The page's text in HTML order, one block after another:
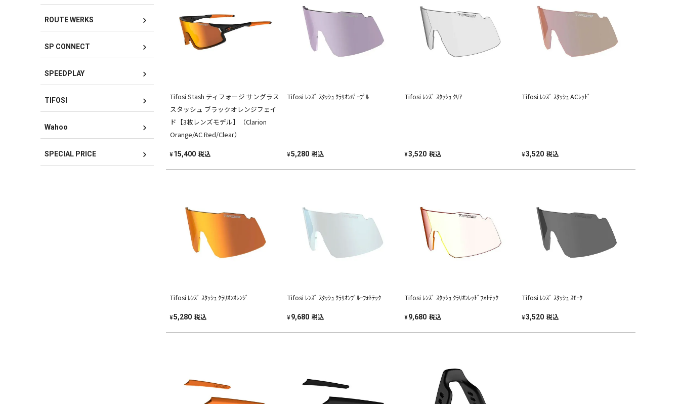
ROUTE WERKS
SP CONNECT
SPEEDPLAY
TIFOSI
Wahoo
SPECIAL PRICE
Tifosi Stash ティフォージ サングラス
スタッシュ ブラックオレンジフェイ
ド【3枚レンズモデル】（Clarion
Orange/AC Red/Clear）
¥ 15,400 税込
Tifosi ﾚﾝｽﾞ ｽﾀｯｼｭ ｸﾗﾘｵﾝﾊﾟｰﾌﾟﾙ
¥5,280 税込
Tifosi ﾚﾝｽﾞ ｽﾀｯｼｭ ｸﾘｱ
¥3,520 税込
Tifosi ﾚﾝｽﾞ ｽﾀｯｼｭ ACﾚｯﾄﾞ
¥3,520 税込
Tifosi ﾚﾝｽﾞ ｽﾀｯｼｭ ｸﾗﾘｵﾝｵﾚﾝｼﾞ
¥5,280 税込
Tifosi ﾚﾝｽﾞ ｽﾀｯｼｭ ｸﾗﾘｵﾝﾌﾞﾙｰﾌｫﾄﾃｯｸ
¥ 9,680 税込
Tifosi ﾚﾝｽﾞ ｽﾀｯｼｭ ｸﾗﾘｵﾝﾚｯﾄﾞﾌｫﾄﾃｯｸ
¥ 9,680 税込
Tifosi ﾚﾝｽﾞ ｽﾀｯｼｭ ｽﾓｰｸ
¥3,520 税込